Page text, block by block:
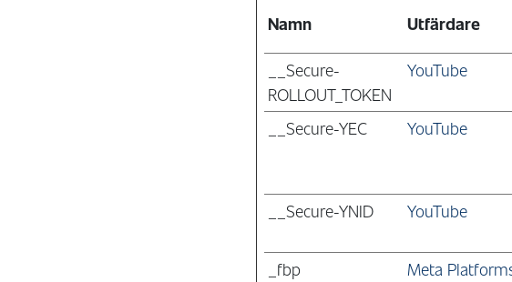
Namn Utfärdare
__Secure-
ROLLOUT_TOKEN
YouTube
__Secure-YEC
YouTube
__Secure-YNID YouTube
_fbp
Meta